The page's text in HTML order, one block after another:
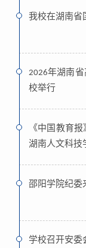
我校在湖南省
2026年湖南
校举行
《中国教育
湖南人文科技
邵阳学院纪委
学校召开安委